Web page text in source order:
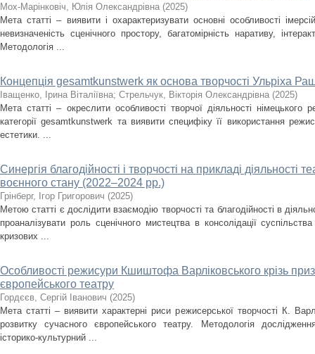
Мох-Марінковіч, Юлія Олександрівна (2025)
Мета статті – виявити і охарактеризувати основні особливості
невизначеність сценічного простору, багатомірність наративу,
Методологія ...
Концепція gesamtkunstwerk як основа творчості Ульріха
Іващенко, Ірина Віталіївна; Стрельчук, Вікторія Олександрівна (2025)
Мета статті – окреслити особливості творчої діяльності
категорії gesamtkunstwerk та виявити специфіку її використання
естетики. ...
Синергія благодійності і творчості на прикладі діяльності
воєнного стану (2022–2024 рр.)
Грінберг, Ігор Григорович (2025)
Метою статті є дослідити взаємодію творчості та благодійності в
проаналізувати роль сценічного мистецтва в консолідації
кризових ...
Особливості режисури Кшиштофа Варліковського крізь
європейського театру
Гордєєв, Сергій Іванович (2025)
Мета статті – виявити характерні риси режисерської творчості К.
розвитку сучасного європейського театру. Методологія
історико-культурний ...